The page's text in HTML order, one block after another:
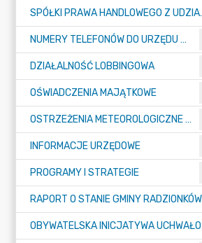
SPÓŁKI
NUMERY TELEFONÓW DO URZĘDU MIASTA, MIEJSKICH JEDNOSTEK ORGANIZACYJNYCH ORAZ SPÓŁEK PRAWA HANDLOWEGO Z UDZIAŁEM GMINY
DZIAŁALNOŚĆ LOBBINGOWA
OŚWIADCZENIA MAJĄTKOWE
OSTRZEŻENIA METEOROLOGICZNE O ZŁYM STANIE POWIETRZA I INNE
INFORMACJE URZĘDOWE
PROGRAMY I STRATEGIE
RAPORT O STANIE GMINY RADZIONKÓW